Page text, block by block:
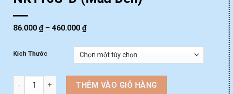
86.000₫–460.000₫
Kích Thước
Tay nắm tủ dạng thanh NK116S-D (Màu Đen) số lượng
THÊM VÀO GIỎ HÀNG